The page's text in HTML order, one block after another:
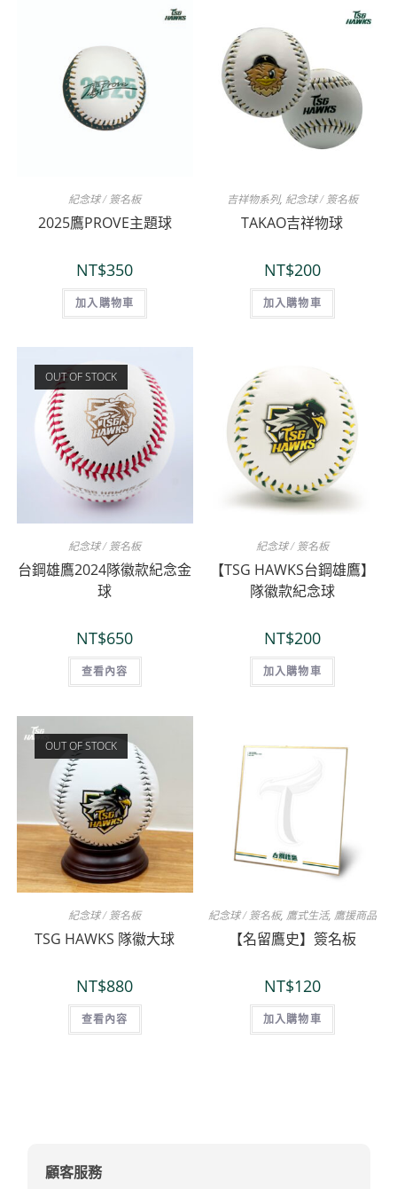
紀念球 / 簽名板
2025鷹PROVE主題球
NT$350
加入購物車
吉祥物系列, 紀念球 / 簽名板
TAKAO吉祥物球
NT$200
加入購物車
OUT OF STOCK
紀念球 / 簽名板
台鋼雄鷹2024隊徽款紀念金
球
NT$650
查看內容
紀念球 / 簽名板
【TSG HAWKS台鋼雄鷹】
隊徽款紀念球
NT$200
加入購物車
OUT OF STOCK
紀念球 / 簽名板
TSG HAWKS 隊徽大球
NT$880
查看內容
紀念球 / 簽名板, 鷹式生活, 鷹援商品
【名留鷹史】簽名板
NT$120
加入購物車
顧客服務